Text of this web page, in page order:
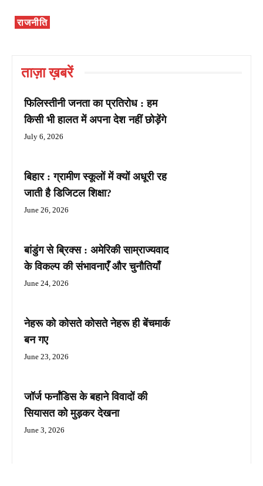
राजनीति
ताज़ा ख़बरें
फिलिस्तीनी जनता का प्रतिरोध : हम
किसी भी हालत में अपना देश नहीं छोड़ेंगे
July 6, 2026
बिहार : ग्रामीण स्कूलों में क्यों अधूरी रह
जाती है डिजिटल शिक्षा?
June 26, 2026
बांडुंग से ब्रिक्स : अमेरिकी साम्राज्यवाद
के विकल्प की संभावनाएँ और चुनौतियाँ
June 24, 2026
नेहरू को कोसते कोसते नेहरू ही बेंचमार्क
बन गए
June 23, 2026
जॉर्ज फर्नांडिस के बहाने विवादों की
सियासत को मुड़कर देखना
June 3, 2026